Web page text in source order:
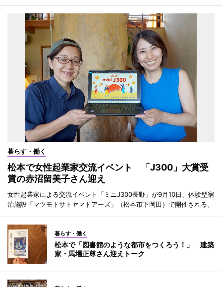
暮らす・働く
松本で女性起業家交流イベント 「J300」大賞受
賞の赤沼留美子さん迎え
女性起業家による交流イベント「ミニJ300長野」が9月10日、体験型宿
泊施設「マツモトサトヤマドアーズ」（松本市下岡田）で開催される。
暮らす・働く
松本で「図書館のような都市をつくろう！」 建築
家・馬場正尊さん迎えトーク